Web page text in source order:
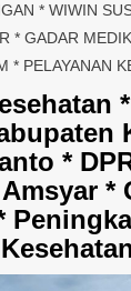
* WIWIN
* GADAR
* PELAYANAN
*
*